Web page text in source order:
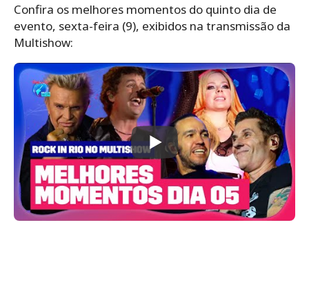
Confira os melhores momentos do quinto dia de
evento, sexta-feira (9), exibidos na transmissão da
Multishow: